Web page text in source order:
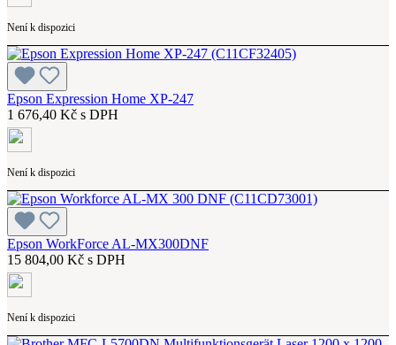
Není k dispozici
Epson Expression Home XP-247
1 676,40 Kč s DPH
Není k dispozici
Epson WorkForce AL-MX300DNF
15 804,00 Kč s DPH
Není k dispozici